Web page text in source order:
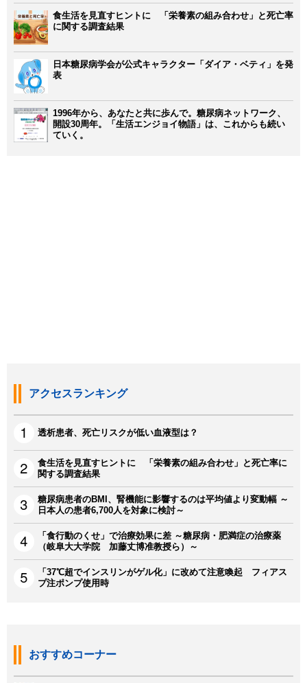
食生活を見直すヒントに 「栄養素の組み合わせ」と死亡率
に関する調査結果
日本糖尿病学会が公式キャラクター「ダイア・ベティ」を発
表
1996年から、あなたと共に歩んで。糖尿病ネットワーク、
開設30周年。「生活エンジョイ物語」は、これからも続い
ていく。
アクセスランキング
透析患者、死亡リスクが低い血液型は？
食生活を見直すヒントに 「栄養素の組み合わせ」と死亡率に
関する調査結果
糖尿病患者のBMI、腎機能に影響するのは平均値より変動幅 ～
日本人の患者6,700人を対象に検討～
「食行動のくせ」で治療効果に差 ～糖尿病・肥満症の治療薬
（岐阜大大学院 加藤丈博准教授ら）～
「37℃超でインスリンがゲル化」に改めて注意喚起 フィアス
プ注ポンプ使用時
おすすめコーナー